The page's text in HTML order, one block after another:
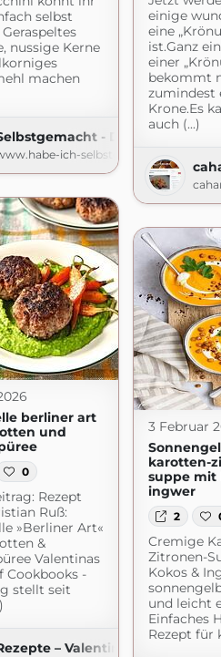
selbst
nussige Kerne
machen
- Der Foodblog
ich-selbstgemacht.de
einige
eine
ist.Ganz
einer
bekommt
zumindest
Krone.Es
auch (...)
berliner art
und
0
Rezept
Ruß:
»Berliner Art«
&
Valentinas
Cookbooks -
stellt seit
– Valentinas-Kochbuch.de
3 Februar
karotten-
suppe mit
ingwer
2
Cremige
Zitronen-
Kokos &
und leicht
Einfaches
Rezept für